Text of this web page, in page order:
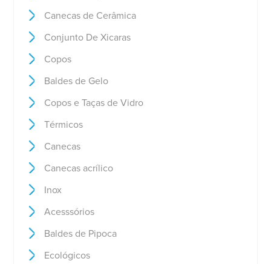
Canecas de Cerâmica
Conjunto De Xicaras
Copos
Baldes de Gelo
Copos e Taças de Vidro
Térmicos
Canecas
Canecas acrílico
Inox
Acesssórios
Baldes de Pipoca
Ecológicos